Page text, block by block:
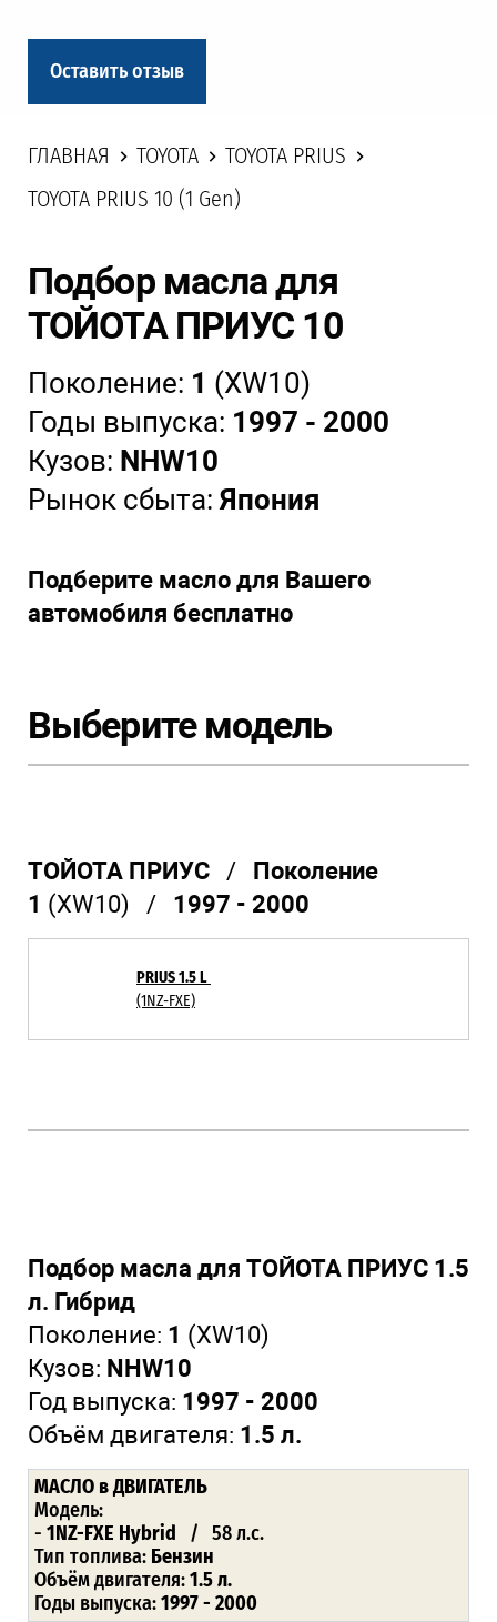
Оставить отзыв
ГЛАВНАЯ TOYOTA
TOYOTA PRIUS
TOYOTA PRIUS 10 (1 Gen)
Подбор масла для
ТОЙОТА ПРИУС 10
Поколение: 1 (XW10)
Годы выпуска: 1997 - 2000
Кузов: NHW10
Рынок сбыта:Япония
Подберите масло для Вашего
автомобиля бесплатно
Выберите модель
ТОЙОТА ПРИУС /
Поколение
1 (XW10) / 1997 - 2000
PRIUS 1.5 L
(1NZ-FXE)
Подбор масла для ТОЙОТА ПРИУС 1.5
л. Гибрид
Поколение: 1 (XW10)
Кузов: NHW10
Год выпуска: 1997 - 2000
Объём двигателя: 1.5 л.
МАСЛО в ДВИГАТЕЛЬ
Модель:
- 1NZ-FXE Hybrid / 58 л.с.
Тип топлива: Бензин
Объём двигателя:1.5 л.
Годы выпуска:1997 - 2000